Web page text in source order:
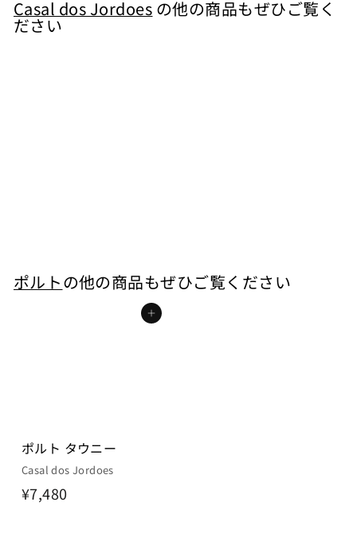
4
Casal dos Jordoes の他の商品もぜひご覧く
ださい
4
ポルトの他の商品もぜひご覧ください
カートに入れる
ポルト タウニー
Casal dos Jordoes
¥7,480